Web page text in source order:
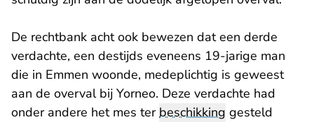
De rechtbank acht ook bewezen dat een derde
verdachte, een destijds eveneens 19-jarige man
die in Emmen woonde, medeplichtig is geweest
aan de overval bij Yorneo. Deze verdachte had
onder andere het mes terbeschikking gesteld